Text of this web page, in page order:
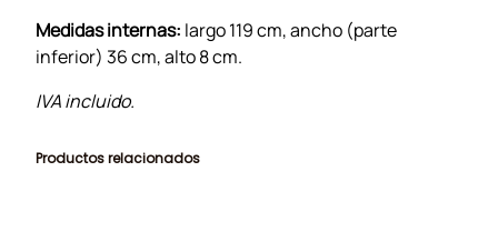
Medidas internas: largo 119 cm, ancho (parte
inferior) 36 cm, alto 8 cm.
IVA incluido.
Productos relacionados